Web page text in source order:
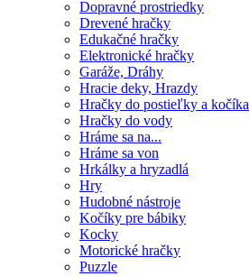
Dopravné prostriedky
Drevené hračky
Edukačné hračky
Elektronické hračky
Garáže, Dráhy
Hracie deky, Hrazdy
Hračky do postieľky a kočíka
Hračky do vody
Hráme sa na...
Hráme sa von
Hrkálky a hryzadlá
Hry
Hudobné nástroje
Kočíky pre bábiky
Kocky
Motorické hračky
Puzzle